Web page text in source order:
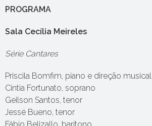
PROGRAMA
Sala Cecília Meireles
Série Cantares
Priscila Bomfim, piano e direção musical
Cintia Fortunato, soprano
Geilson Santos, tenor
Jessé Bueno, tenor